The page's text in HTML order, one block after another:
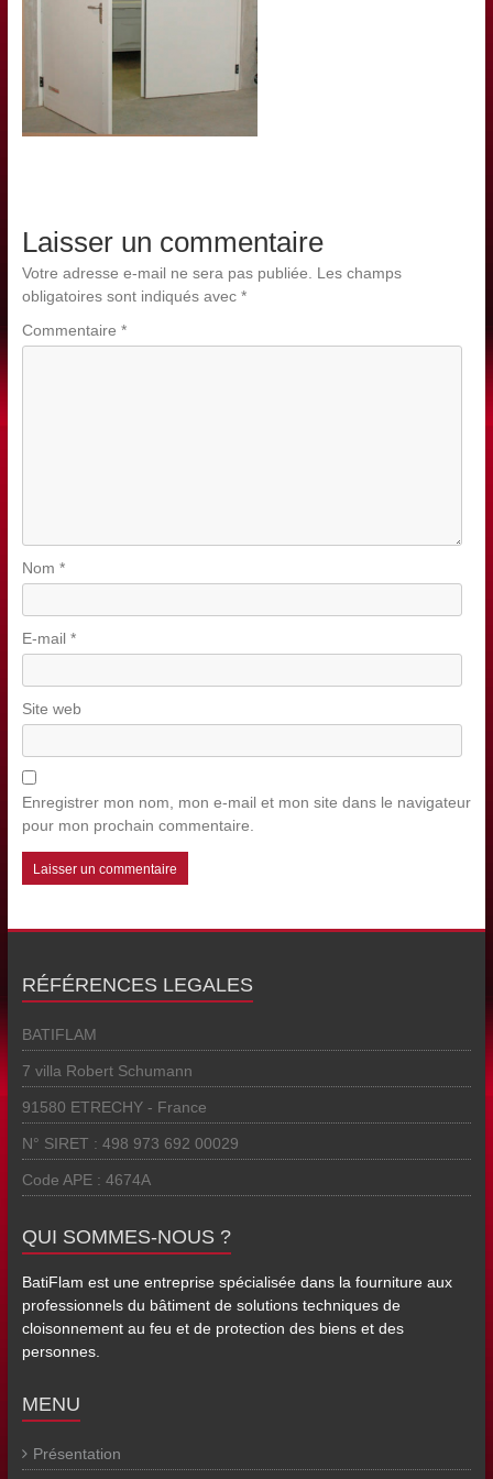
Laisser un commentaire
Votre adresse e-mail ne sera pas publiée.
Les champs
obligatoires sont indiqués avec *
Commentaire *
Nom *
E-mail *
Site web
Enregistrer mon nom, mon e-mail et mon site dans le navigateur
pour mon prochain commentaire.
RÉFÉRENCES LEGALES
BATIFLAM
7 villa Robert Schumann
91580 ETRECHY - France
N° SIRET : 498 973 692 00029
Code APE : 4674A
QUI SOMMES-NOUS ?
BatiFlam est une entreprise spécialisée dans la fourniture aux
professionnels du bâtiment de solutions techniques de
cloisonnement au feu et de protection des biens et des
personnes.
MENU
Présentation